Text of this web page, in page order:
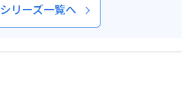
シリーズ一覧へ